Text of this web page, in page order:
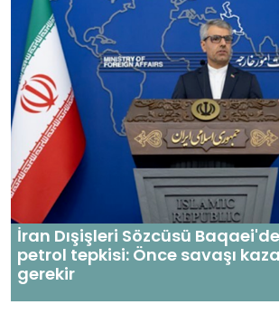
İran Dışişleri Sözcüsü
petrol tepkisi: Önce savaşı
gerekir